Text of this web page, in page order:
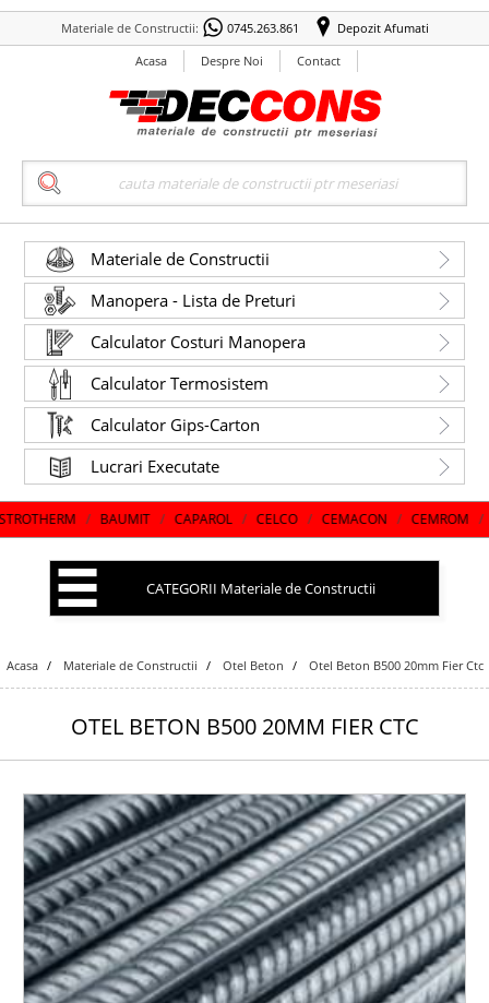
Materiale de Constructii: 0745.263.861
Depozit Afumati
Acasa
Despre Noi Contact
Search
Materiale de Constructii
Manopera - Lista de Preturi
Calculator Costuri Manopera
Calculator Termosistem
Calculator Gips-Carton
Lucrari Executate
/BAUMIT/CAPAROL/CELCO /CEMACON/CEMROM/
CATEGORII Materiale de Constructii
Acasa Materiale de Constructii Otel Beton Otel Beton B500 20mm Fier Ctc
OTEL BETON B500 20MM FIER CTC